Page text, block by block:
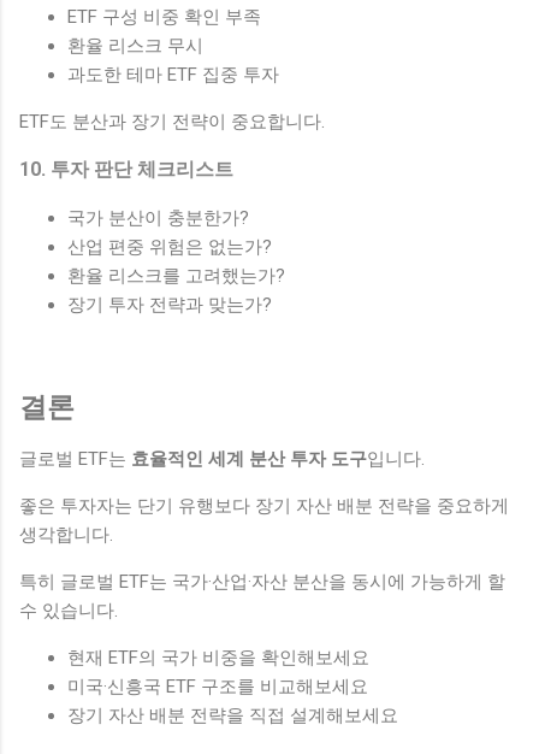
ETF 구성 비중 확인 부족
환율 리스크 무시
과도한 테마 ETF 집중 투자
ETF도 분산과 장기 전략이 중요합니다.
10. 투자 판단 체크리스트
국가 분산이 충분한가?
산업 편중 위험은 없는가?
환율 리스크를 고려했는가?
장기 투자 전략과 맞는가?
결론
글로벌 ETF는 효율적인 세계 분산 투자 도구입니다.
좋은 투자자는 단기 유행보다 장기 자산 배분 전략을 중요하게
생각합니다.
특히 글로벌 ETF는 국가·산업·자산 분산을 동시에 가능하게 할
수 있습니다.
현재 ETF의 국가 비중을 확인해보세요
미국·신흥국 ETF 구조를 비교해보세요
장기 자산 배분 전략을 직접 설계해보세요